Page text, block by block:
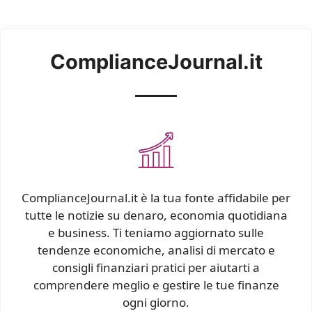
ComplianceJournal.it
ComplianceJournal.it è la tua fonte affidabile per
tutte le notizie su denaro, economia quotidiana
e business. Ti teniamo aggiornato sulle
tendenze economiche, analisi di mercato e
consigli finanziari pratici per aiutarti a
comprendere meglio e gestire le tue finanze
ogni giorno.